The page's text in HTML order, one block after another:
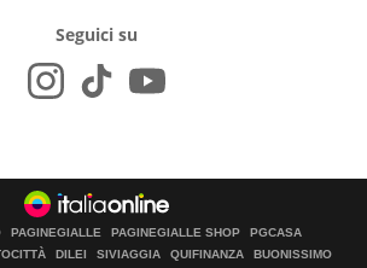
Seguici su
PAGINEGIALLE PAGINEGIALLE SHOP
PGCASA
DILEI SIVIAGGIA QUIFINANZA BUONISSIMO